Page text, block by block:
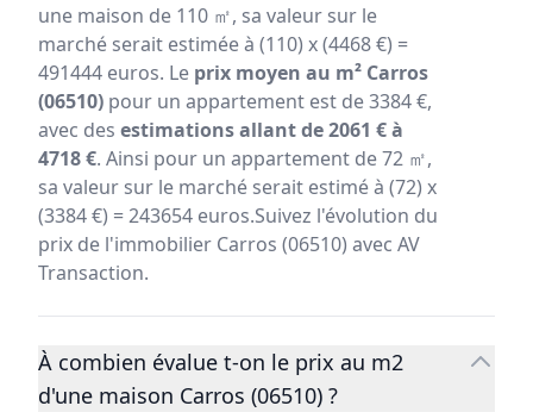
une maison de 110 ㎡, sa valeur sur le
marché serait estimée à (110) x (4468 €) =
491444 euros. Le prix moyen au m² Carros
(06510) pour un appartement est de 3384 €,
avec des estimations allant de 2061 € à
4718 €. Ainsi pour un appartement de 72 ㎡,
sa valeur sur le marché serait estimé à (72) x
(3384 €) = 243654 euros.Suivez l'évolution du
prix de l'immobilier Carros (06510) avec AV
Transaction.
À combien évalue t-on le prix au m2
d'une maison Carros (06510) ?